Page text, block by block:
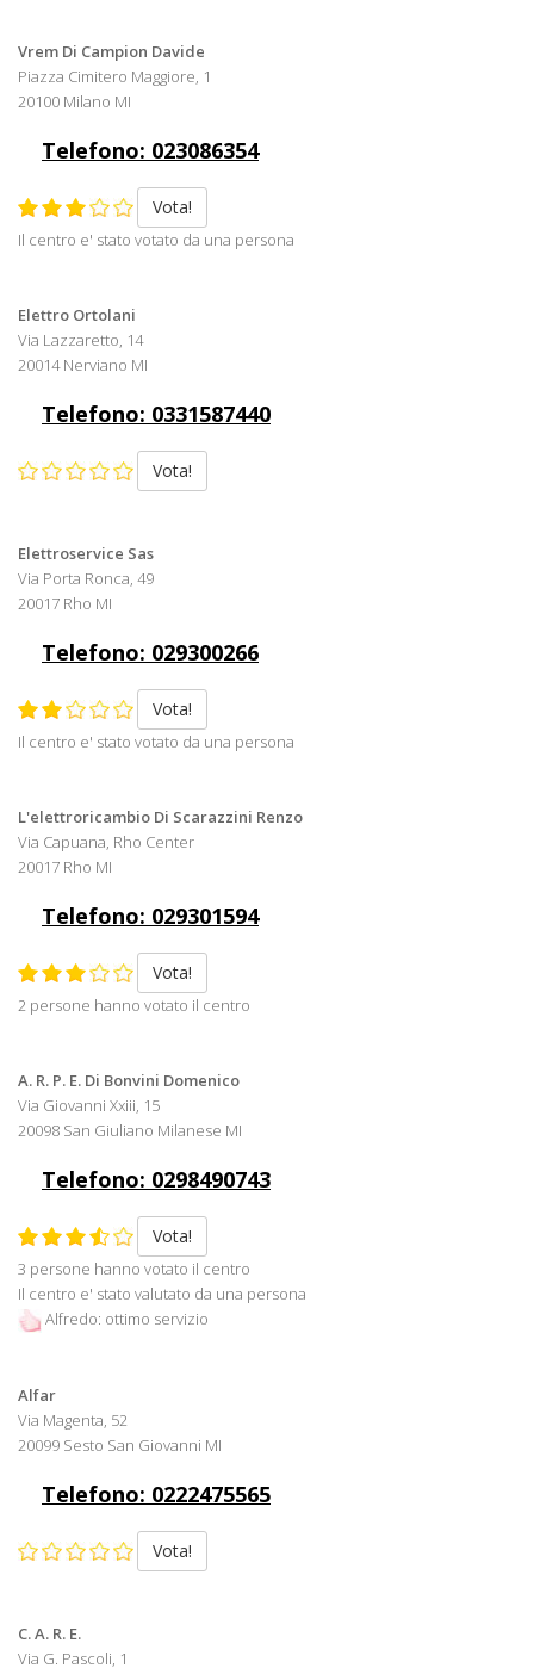
Vrem Di Campion Davide
Piazza Cimitero Maggiore, 1
20100 Milano MI
Telefono: 023086354
Vota!
Il centro e' stato votato da una persona
Elettro Ortolani
Via Lazzaretto, 14
20014 Nerviano MI
Telefono: 0331587440
Vota!
Elettroservice Sas
Via Porta Ronca, 49
20017 Rho MI
Telefono: 029300266
Vota!
Il centro e' stato votato da una persona
L'elettroricambio Di Scarazzini Renzo
Via Capuana, Rho Center
20017 Rho MI
Telefono: 029301594
Vota!
2 persone hanno votato il centro
A. R. P. E. Di Bonvini Domenico
Via Giovanni Xxiii, 15
20098 San Giuliano Milanese MI
Telefono: 0298490743
Vota!
3 persone hanno votato il centro
Il centro e' stato valutato da una persona
Alfredo: ottimo servizio
Alfar
Via Magenta, 52
20099 Sesto San Giovanni MI
Telefono: 0222475565
Vota!
C. A. R. E.
Via G. Pascoli, 1